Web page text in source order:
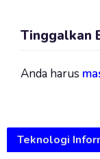
Tinggalkan
Anda harus
Teknologi